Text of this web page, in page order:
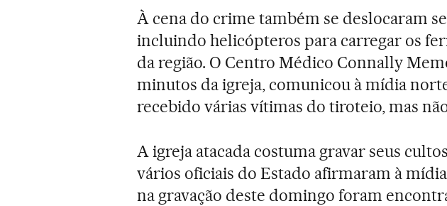
À cena do crime também se deslocaram
incluindo helicópteros para carregar os
da região. O Centro Médico Connally
minutos da igreja, comunicou à mídia
recebido várias vítimas do tiroteio, mas
A igreja atacada costuma gravar seus
vários oficiais do Estado afirmaram à
na gravação deste domingo foram